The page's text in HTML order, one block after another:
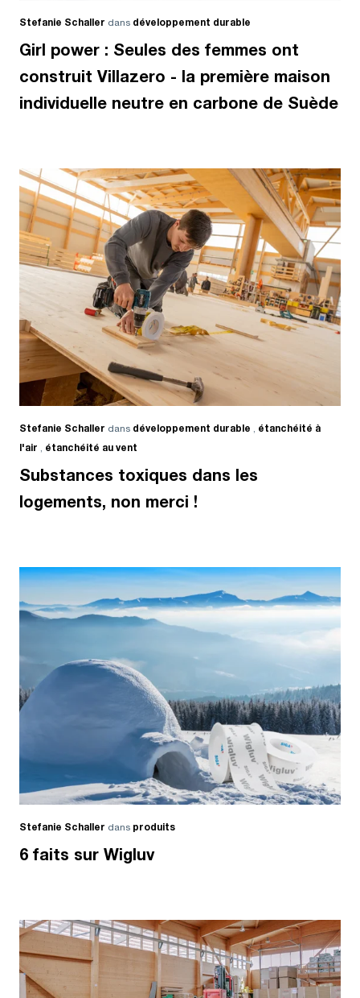
Stefanie Schaller dans développement durable
Girl power : Seules des femmes ont
construit Villazero - la première maison
individuelle neutre en carbone de Suède
Stefanie Schaller dans développement durable , étanchéité à
l'air , étanchéité au vent
Substances toxiques dans les
logements, non merci !
Stefanie Schaller dans produits
6 faits sur Wigluv